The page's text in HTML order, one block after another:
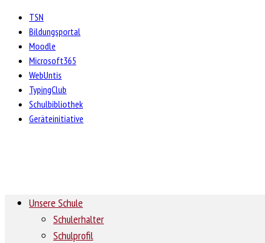
TSN
Bildungsportal
Moodle
Microsoft365
WebUntis
TypingClub
Schulbibliothek
Geräteinitiative
Unsere Schule
Schulerhalter
Schulprofil